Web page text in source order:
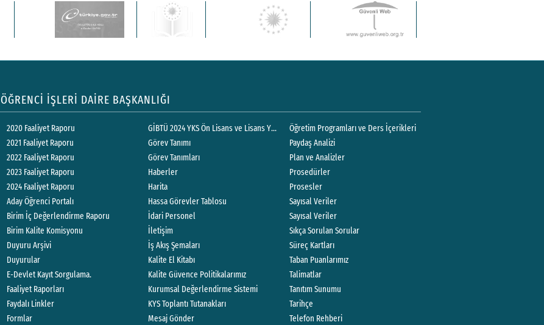
ÖĞRENCİ İŞLERİ DAİRE BAŞKANLIĞI
2020 Faaliyet Raporu
2021 Faaliyet Raporu
2022 Faaliyet Raporu
2023 Faaliyet Raporu
2024 Faaliyet Raporu
Aday Öğrenci Portalı
Birim İç Değerlendirme Raporu
Birim Kalite Komisyonu
Duyuru Arşivi
Duyurular
E-Devlet Kayıt Sorgulama.
Faaliyet Raporları
Faydalı Linkler
Formlar
GİBTÜ 2024 YKS Ön Lisans ve Lisans Yerleştirme Sonuçlarına İlişkin Sayısal Bilgiler
Görev Tanımı
Görev Tanımları
Haberler
Harita
Hassa Görevler Tablosu
İdari Personel
İletişim
İş Akış Şemaları
Kalite El Kitabı
Kalite Güvence Politikalarımız
Kurumsal Değerlendirme Sistemi
KYS Toplantı Tutanakları
Mesaj Gönder
Öğretim Programları ve Ders İçerikleri
Paydaş Analizi
Plan ve Analizler
Prosedürler
Prosesler
Sayısal Veriler
Sayısal Veriler
Sıkça Sorulan Sorular
Süreç Kartları
Taban Puanlarımız
Talimatlar
Tanıtım Sunumu
Tarihçe
Telefon Rehberi